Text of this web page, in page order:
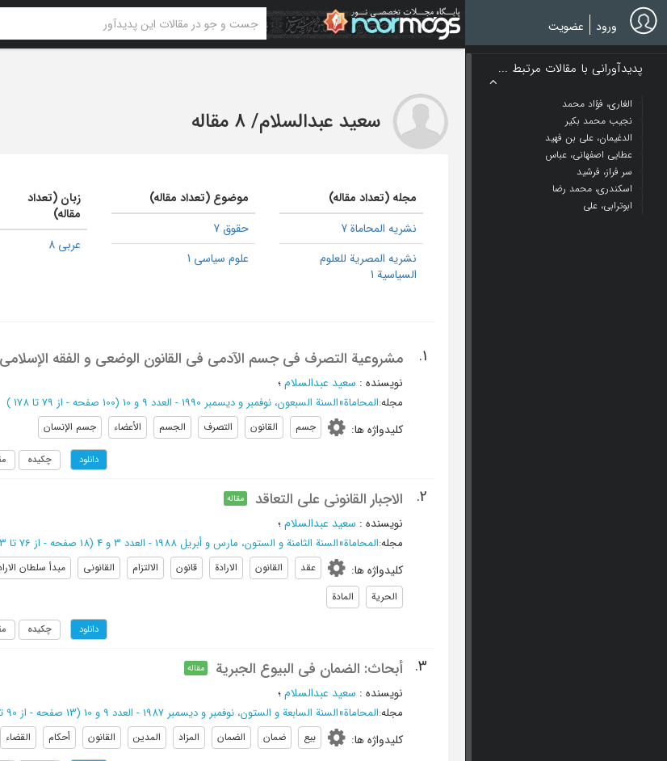
Skip
to
main
ورود عضویت
پدیدآورانی با مقالات مرتبط ...
الغاری، فؤاد محمد
نجیب محمد بکیر
الدغیمان، علی بن فهید
عطایی اصفهانی، عباس
سر فراز، فرشید
اسکندری، محمد رضا
ابوترابی، علی
سعید عبدالسلام/8 مقاله
مجله (تعداد مقاله)
نشریه المحاماة 7
نشریه المصریة للعلوم
السیاسیة 1
موضوع (تعداد مقاله)
حقوق 7
علوم سیاسی 1
زبان (تعداد
مقاله)
عربی 8
1. مشروعیة التصرف فی جسم الآدمی فی القانون الوضعی و الفقه الإسلامی
نویسنده : سعید عبدالسلام؛
مجله:المحاماة»السنة السبعون، نوفمبر و دیسمبر 1990 - العدد 9 و 10 (‎100 صفحه - از 79 تا 178 )
کلیدواژه ها: جسم القانون التصرف الجسم الأعضاء جسم الإنسان
دانلود چکیده
2. الاجبار القانونی علی التعاقد مقاله
نویسنده : سعید عبدالسلام؛
مجله:المحاماة»السنة الثامنة و الستون، مارس و أبریل 1988 - العدد 3 و 4 (‎18 صفحه - از 76 تا 93
کلیدواژه ها: عقد القانون الارادة قانون الالتزام القانونی مبدأ سلطان
الحریة
المادة
دانلود چکیده
3. أبحاث: الضمان فی البیوع الجبریة مقاله
نویسنده : سعید عبدالسلام؛
مجله:المحاماة»السنة السابعة و الستون، نوفمبر و دیسمبر 1987 - العدد 9 و 10 (‎13 صفحه - از 90 تا 102
کلیدواژه ها: بیع ضمان الضمان المزاد المدین القانون أحکام القضاء